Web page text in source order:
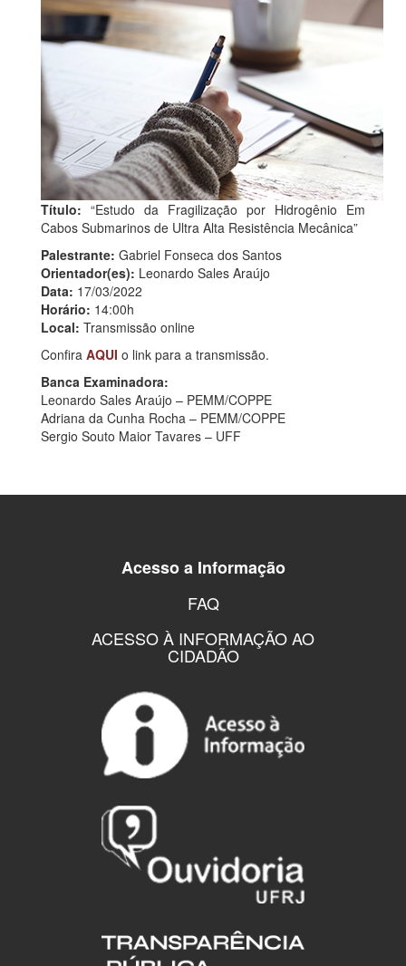
Título: “Estudo da Fragilização por Hidrogênio Em
Cabos Submarinos de Ultra Alta Resistência Mecânica”
Palestrante: Gabriel Fonseca dos Santos
Orientador(es): Leonardo Sales Araújo
Data: 17/03/2022
Horário: 14:00h
Local: Transmissão online
Confira AQUI o link para a transmissão.
Banca Examinadora:
Leonardo Sales Araújo – PEMM/COPPE
Adriana da Cunha Rocha – PEMM/COPPE
Sergio Souto Maior Tavares – UFF
Acesso a Informação
FAQ
ACESSO À INFORMAÇÃO AO
CIDADÃO